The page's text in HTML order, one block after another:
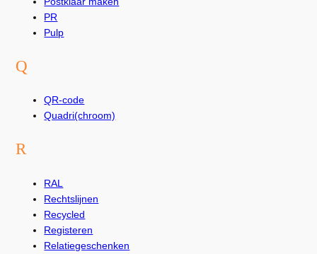
PR
Pulp
Q
QR-code
Quadri(chroom)
R
RAL
Rechtslijnen
Recycled
Registeren
Relatiegeschenken